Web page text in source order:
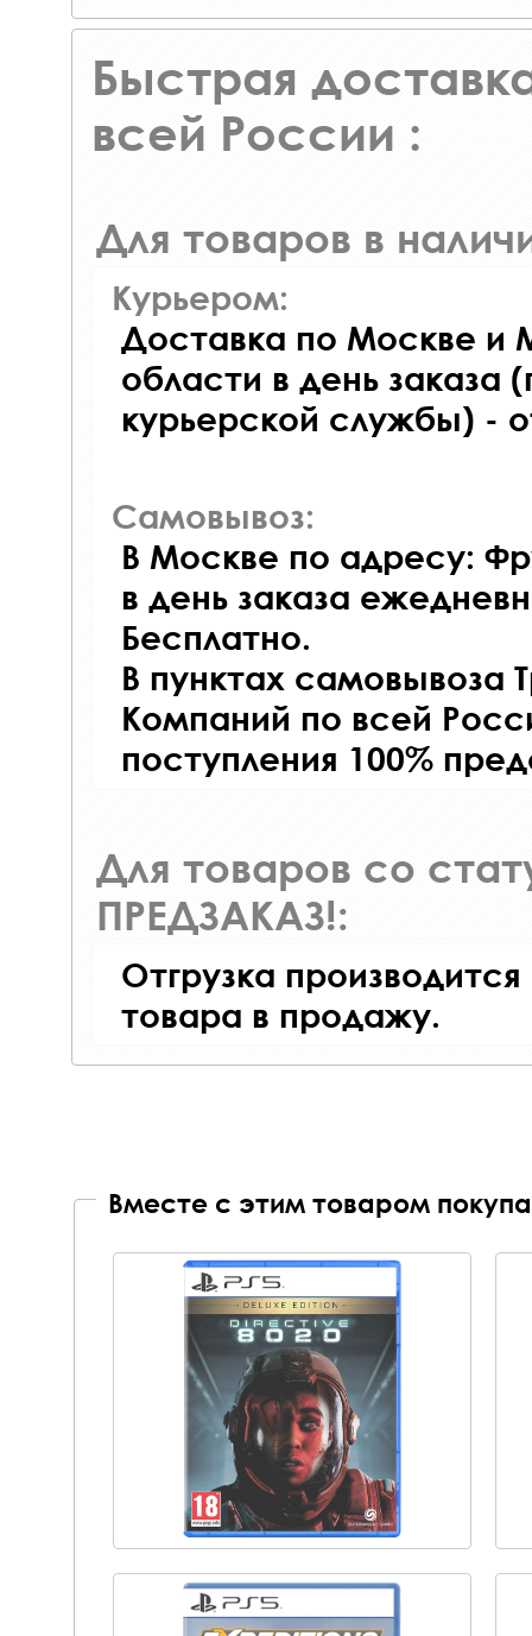
Быстрая
всей России :
Для товаров в
Курьером:
Доставка по Москве и
области в день заказа
курьерской службы) -
Самовывоз:
В Москве по адресу:
в день заказа
Бесплатно.
В пунктах самовывоза
Компаний по всей
поступления 100%
Для товаров со
ПРЕДЗАКАЗ!:
Отгрузка
товара в продажу.
Вместе с этим товаром